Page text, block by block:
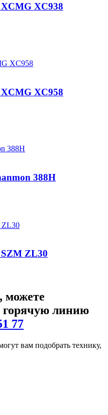
XC938
XC958
388H
ZL30
, можете
горячую линию
77
вам подобрать технику,